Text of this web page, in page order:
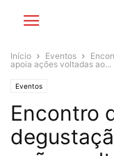
Início Eventos
apoia ações voltadas ao...
Eventos
Encontro